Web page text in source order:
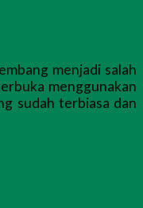
menjadi salah
menggunakan
sudah terbiasa dan